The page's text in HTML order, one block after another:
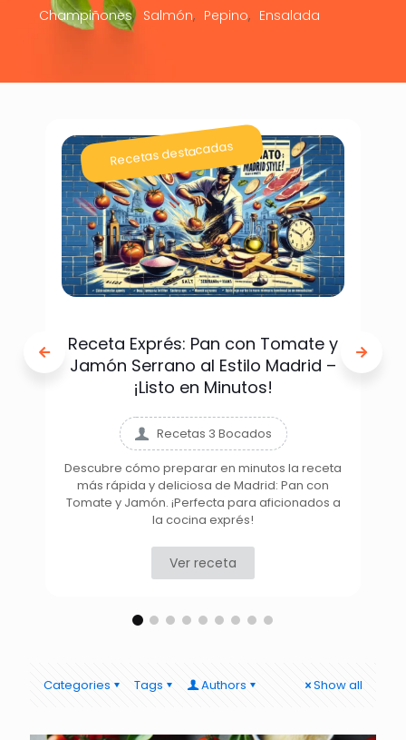
Champiñones
Salmón Pepino Ensalada
Recetas destacadas
Receta Exprés: Pan con Tomate y
Jamón Serrano al Estilo Madrid –
¡Listo en Minutos!
Recetas 3 Bocados
Descubre cómo preparar en minutos la receta
más rápida y deliciosa de Madrid: Pan con
Tomate y Jamón. ¡Perfecta para aficionados a
la cocina exprés!
Ver receta
Categories Tags Authors Show all